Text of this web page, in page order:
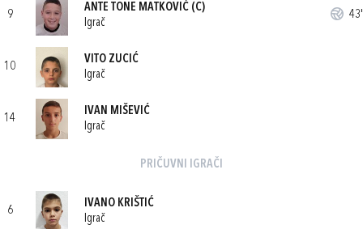
9
ANTE TONE MATKOVIĆ (C)
Igrač
43'
10
VITO ZUCIĆ
Igrač
14
IVAN MIŠEVIĆ
Igrač
PRIČUVNI IGRAČI
6
IVANO KRIŠTIĆ
Igrač